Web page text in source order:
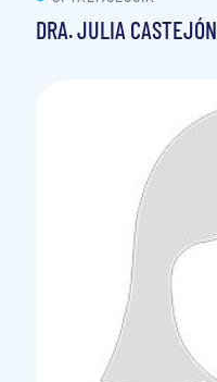
DRA. JULIA CASTEJÓN